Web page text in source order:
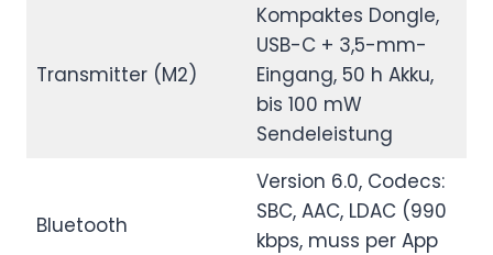
Transmitter (M2)
Kompaktes Dongle,
USB-C + 3,5-mm-
Eingang, 50 h Akku,
bis 100 mW
Sendeleistung
Bluetooth
Version 6.0, Codecs:
SBC, AAC, LDAC (990
kbps, muss per App